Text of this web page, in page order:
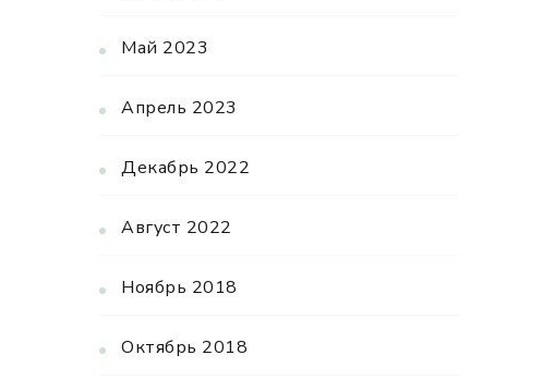
Май 2023
Апрель 2023
Декабрь 2022
Август 2022
Ноябрь 2018
Октябрь 2018